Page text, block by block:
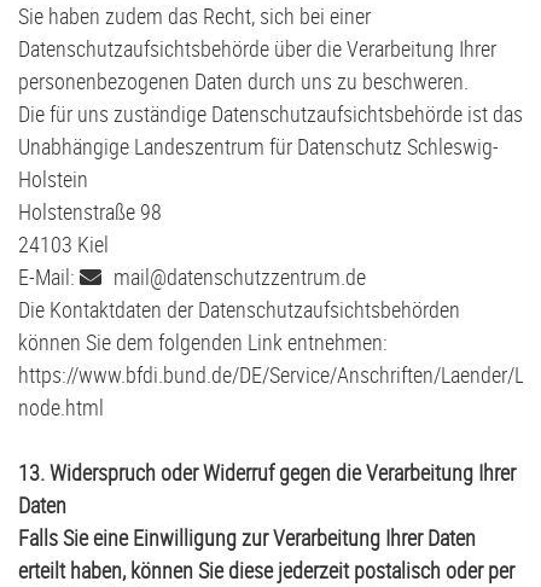
Sie haben zudem das Recht, sich bei einer
Datenschutzaufsichtsbehörde über die Verarbeitung Ihrer
personenbezogenen Daten durch uns zu beschweren.
Die für uns zuständige Datenschutzaufsichtsbehörde ist das
Unabhängige Landeszentrum für Datenschutz Schleswig-
Holstein
Holstenstraße 98
24103 Kiel
E-Mail:
mail@datenschutzzentrum.de
Die Kontaktdaten der Datenschutzaufsichtsbehörden
können Sie dem folgenden Link entnehmen:
https://www.bfdi.bund.de/DE/Service/Anschriften/Laender/
node.html
13. Widerspruch oder Widerruf gegen die Verarbeitung Ihrer
Daten
Falls Sie eine Einwilligung zur Verarbeitung Ihrer Daten
erteilt haben, können Sie diese jederzeit postalisch oder per